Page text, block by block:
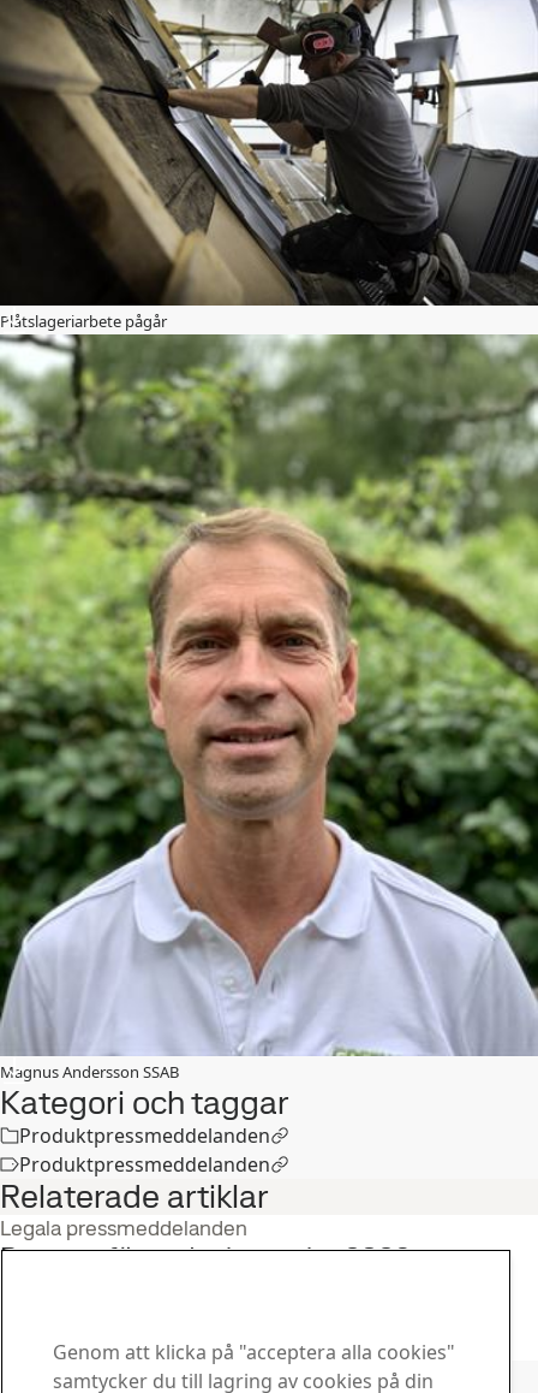
Plåtslageriarbete pågår
Magnus Andersson SSAB
Kategori och taggar
Produktpressmeddelanden
Produktpressmeddelanden
Relaterade artiklar
Legala pressmeddelanden
Rapport för andra kvartalet 2026
Genom att klicka på "acceptera alla cookies"
samtycker du till lagring av cookies på din